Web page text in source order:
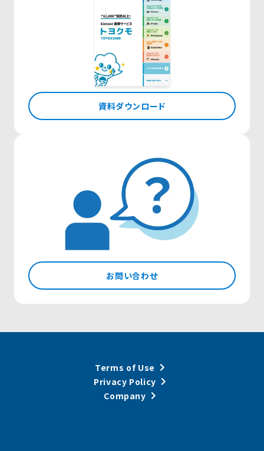
資料ダウンロード
お問い合わせ
Terms of Use
Privacy Policy
Company